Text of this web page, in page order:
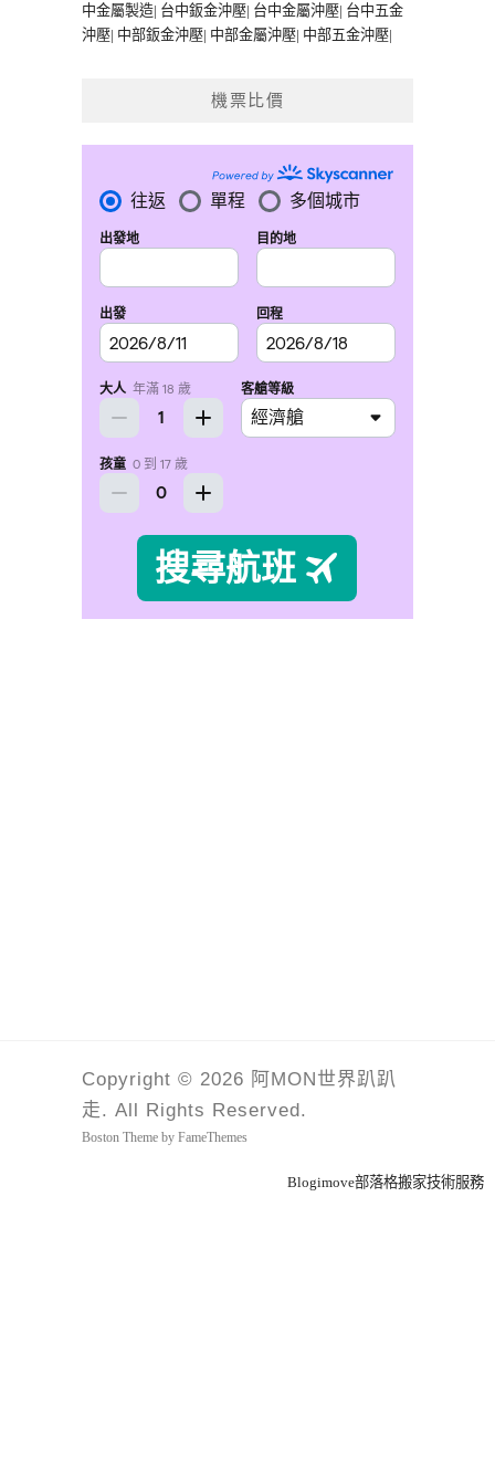
中金屬製造| 台中鈑金沖壓| 台中金屬沖壓| 台中五金
沖壓| 中部鈑金沖壓| 中部金屬沖壓| 中部五金沖壓|
機票比價
Copyright © 2026 阿MON世界趴趴
走. All Rights Reserved.
Boston Theme by FameThemes
Blogimove部落格搬家技術服務